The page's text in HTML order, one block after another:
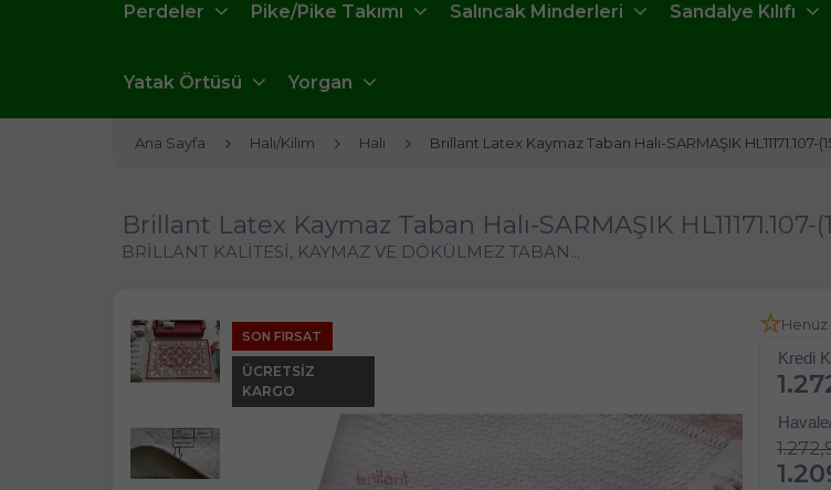
Perdeler Pike/Pike Takımı Salıncak Minderleri Sandalye Kılıfı
Yatak Örtüsü Yorgan
Ana Sayfa Halı/Kilim Halı Brillant Latex Kaymaz Taban Halı-SARMAŞIK HL11171.107-
Brillant Latex Kaymaz Taban Halı-SARMAŞIK HL11171.107-
BRİLLANT KALİTESİ, KAYMAZ VE DÖKÜLMEZ TABAN...
SON FIRSAT
ÜCRETSIZ
KARGO
Kredi